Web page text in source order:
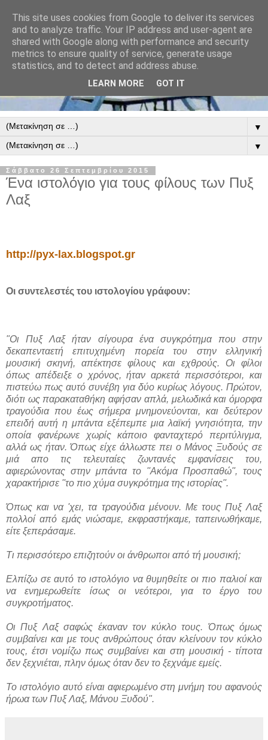
▼
▼
Σάββατο 26 Σεπτεμβρίου 2015
Ένα ιστολόγιο για τους φίλους των Πυξ
Λαξ
http://pyx-lax.blogspot.gr
Οι συντελεστές του ιστολογίου γράφουν:
"Οι Πυξ Λαξ ήταν σίγουρα ένα συγκρότημα που στην
δεκαπενταετή επιτυχημένη πορεία του στην ελληνική
μουσική σκηνή, απέκτησε φίλους και εχθρούς. Οι φίλοι
όπως απέδειξε ο χρόνος, ήταν αρκετά περισσότεροι, και
πιστεύω πως αυτό συνέβη για δύο κυρίως λόγους. Πρώτον,
διότι ως παρακαταθήκη αφήσαν απλά, μελωδικά και όμορφα
τραγούδια που έως σήμερα μνημονεύονται, και δεύτερον
επειδή αυτή η μπάντα εξέπεμπε μια λαϊκή γνησιότητα, την
οποία φανέρωνε χωρίς κάποιο φανταχτερό περιτύλιγμα,
αλλά ως ήταν. Όπως είχε άλλωστε πει ο Μάνος Ξυδούς σε
μιά απο τις τελευταίες ζωντανές εμφανίσεις του,
αφιερώνοντας στην μπάντα το ''Ακόμα Προσπαθώ'', τους
χαρακτήρισε ''το πιο χύμα συγκρότημα της ιστορίας''.
Όπως και να 'χει, τα τραγούδια μένουν. Με τους Πυξ Λαξ
πολλοί από εμάς νιώσαμε, εκφραστήκαμε, ταπεινωθήκαμε,
είτε ξεπεράσαμε.
Τι περισσότερο επιζητούν οι άνθρωποι από τή μουσική;
Ελπίζω σε αυτό το ιστολόγιο να θυμηθείτε οι πιο παλιοί και
να ενημερωθείτε ίσως οι νεότεροι, για το έργο του
συγκροτήματος.
Οι Πυξ Λαξ σαφώς έκαναν τον κύκλο τους. Όπως όμως
συμβαίνει και με τους ανθρώπους όταν κλείνουν τον κύκλο
τους, έτσι νομίζω πως συμβαίνει και στη μουσική - τίποτα
δεν ξεχνιέται, πλην όμως όταν δεν το ξεχνάμε εμείς.
Το ιστολόγιο αυτό είναι αφιερωμένο στη μνήμη του αφανούς
ήρωα των Πυξ Λαξ, Μάνου Ξυδού".
This site uses cookies from Google to deliver its services
and to analyze traffic. Your IP address and user-agent are
shared with Google along with performance and security
metrics to ensure quality of service, generate usage
statistics, and to detect and address abuse.
LEARN MORE GOT IT